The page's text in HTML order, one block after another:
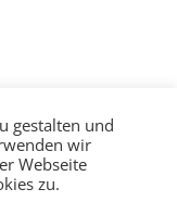
gestalten und
wir
Webseite
zu.